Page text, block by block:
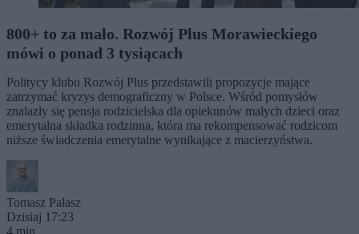
800+ to za mało. Rozwój Plus Morawieckiego
mówi o ponad 3 tysiącach
Politycy klubu Rozwój Plus przedstawili propozycje mające
zatrzymać kryzys demograficzny w Polsce. Wśród pomysłów
znalazły się pensja rodzicielska dla opiekunów małych dzieci oraz
emerytalna składka rodzinna, która ma rekompensować rodzicom
niższe świadczenia emerytalne wynikające z macierzyństwa.
Tomasz Pałasz
Dzisiaj 17:23
4 min